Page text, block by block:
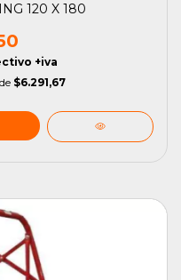
120 X 180
+iva
$6.291,67